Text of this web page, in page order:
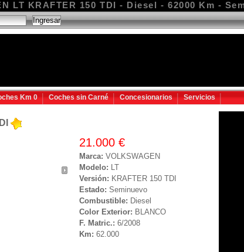
LT KRAFTER 150 TDI - Diesel - 62000 Km -
Km 0 Coches sin Carné Concesionarios Servicios
21.000 €
Marca: VOLKSWAGEN
Modelo: LT
Versión: KRAFTER 150 TDI
Estado: Seminuevo
Combustible: Diesel
Color Exterior: BLANCO
F. Matric.: 6/2008
Km: 62.000